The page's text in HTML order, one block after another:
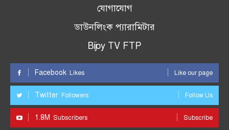
যোগাযোগ
ডাউনলিংক প্যারামিটার
Bijoy TV FTP
Facebook Likes Like our page
Twitter Followers Follow Us
1.8M Subscribers Subscribe